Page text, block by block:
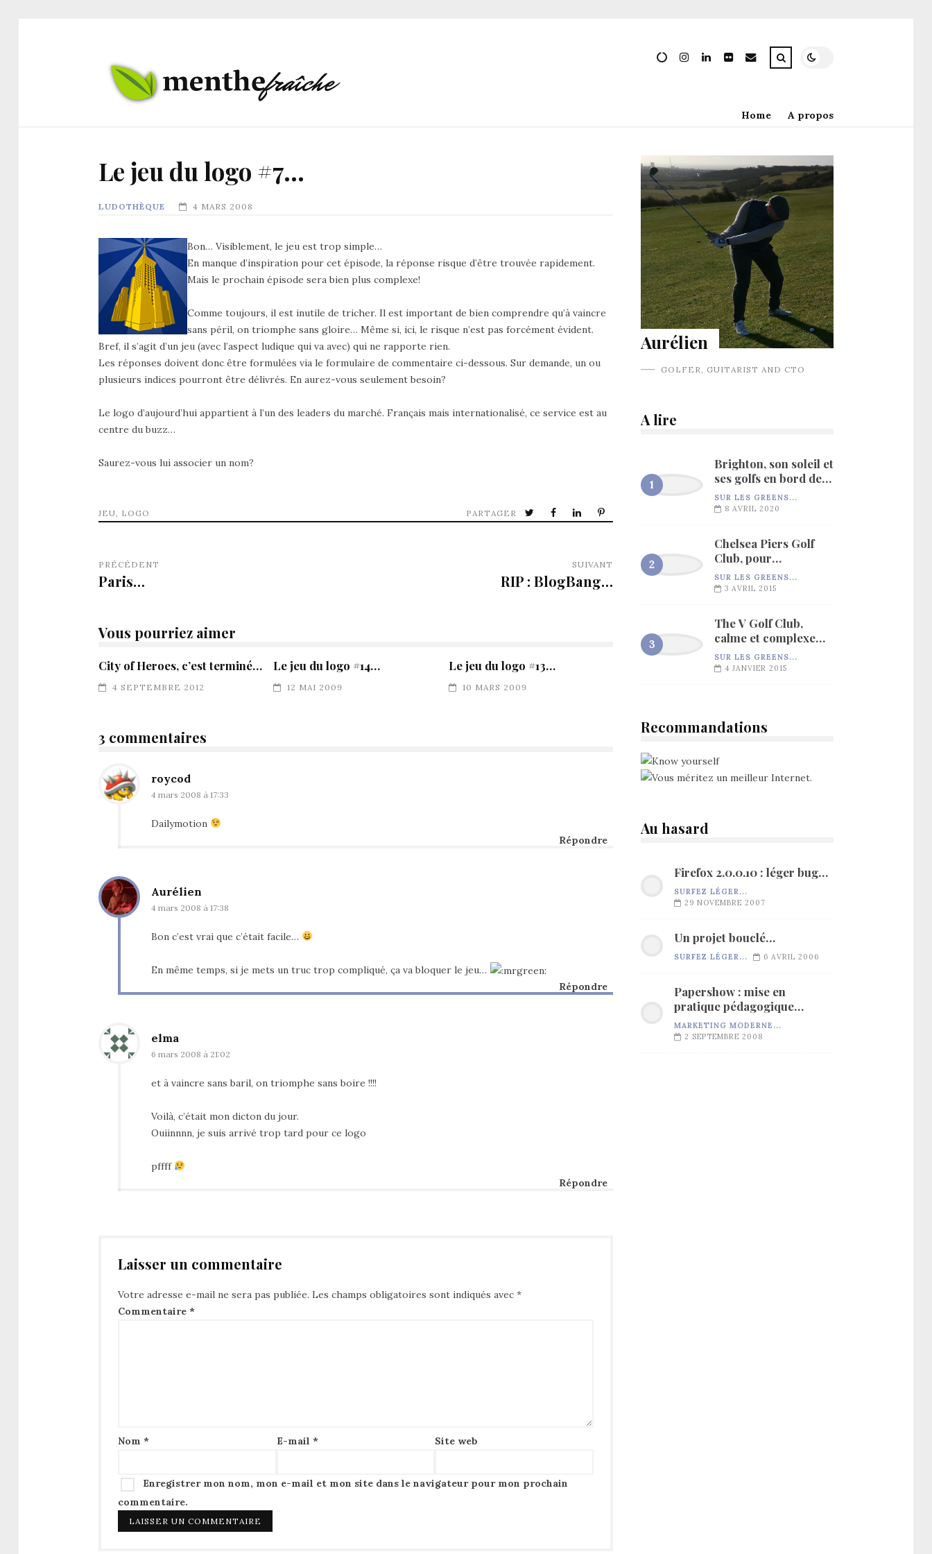
Home A propos
Le jeu du logo #7…
LUDOTHÈQUE 4 MARS 2008
Bon… Visiblement, le jeu est trop simple…
En manque d’inspiration pour cet épisode, la réponse risque d’être trouvée rapidement.
Mais le prochain épisode sera bien plus complexe!
Comme toujours, il est inutile de tricher. Il est important de bien comprendre qu’à vaincre
sans péril, on triomphe sans gloire… Même si, ici, le risque n’est pas forcément évident.
Bref, il s’agit d’un jeu (avec l’aspect ludique qui va avec) qui ne rapporte rien.
Les réponses doivent donc être formulées via le formulaire de commentaire ci-dessous. Sur demande, un ou
plusieurs indices pourront être délivrés. En aurez-vous seulement besoin?
Le logo d’aujourd’hui appartient à l’un des leaders du marché. Français mais internationalisé, ce service est au
centre du buzz…
Saurez-vous lui associer un nom?
JEU LOGO PARTAGER
PRÉCÉDENT
Paris…
SUIVANT
RIP : BlogBang…
Vous pourriez aimer
City of Heroes, c’est terminé…
4 SEPTEMBRE 2012
Le jeu du logo #14…
12 MAI 2009
Le jeu du logo #13…
10 MARS 2009
3 commentaires
roycod
4 mars 2008 à 17:33
Dailymotion
Répondre
Aurélien
4 mars 2008 à 17:38
Bon c’est vrai que c’était facile…
En même temps, si je mets un truc trop compliqué, ça va bloquer le jeu…
Répondre
elma
6 mars 2008 à 21:02
et à vaincre sans baril, on triomphe sans boire !!!!
Voilà, c’était mon dicton du jour.
Ouiinnnn, je suis arrivé trop tard pour ce logo
pffff
Répondre
Laisser un commentaire
Votre adresse e-mail ne sera pas publiée. Les champs obligatoires sont indiqués avec *
Commentaire *
Nom * E-mail * Site web
Enregistrer mon nom, mon e-mail et mon site dans le navigateur pour mon prochain
commentaire.
Aurélien
GOLFER, GUITARIST AND CTO
A lire
Brighton, son soleil et
ses golfs en bord de
mer…
SUR LES GREENS...
8 AVRIL 2020
Chelsea Piers Golf
Club, pour
l’entraînement…
SUR LES GREENS...
3 AVRIL 2015
The V Golf Club,
calme et complexe…
SUR LES GREENS...
4 JANVIER 2015
Recommandations
Au hasard
Firefox 2.0.0.10 : léger bug…
SURFEZ LÉGER...
29 NOVEMBRE 2007
Un projet bouclé…
SURFEZ LÉGER... 6 AVRIL 2006
Papershow : mise en
pratique pédagogique…
MARKETING MODERNE...
2 SEPTEMBRE 2008